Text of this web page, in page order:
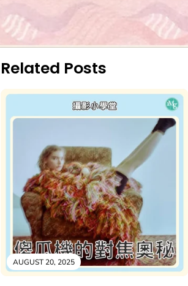
Related Posts
AUGUST 20, 2025